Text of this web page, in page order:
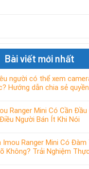
Bài viết mới nhất
người có thể xem
Hướng dẫn chia sẻ
Ranger Mini Có Cần Đầu
Người Bán Ít Khi Nói
Imou Ranger Mini Có Đàm
Không? Trải Nghiệm